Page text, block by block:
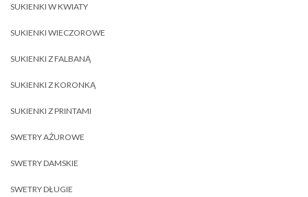
SUKIENKI W KWIATY
SUKIENKI WIECZOROWE
SUKIENKI Z FALBANĄ
SUKIENKI Z KORONKĄ
SUKIENKI Z PRINTAMI
SWETRY AŻUROWE
SWETRY DAMSKIE
SWETRY DŁUGIE